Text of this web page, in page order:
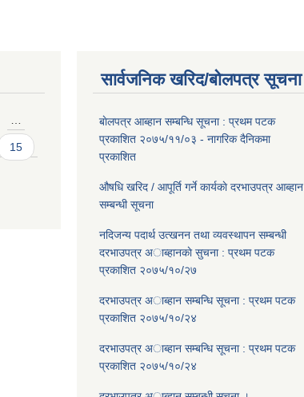
15
सार्वजनिक खरिद/बोलपत्र सूचना
बाेलपत्र आब्हान सम्बन्धि सूचना : प्रथम पटक
प्रकाशित २०७५/११/०३ - नागरिक दैनिकमा
प्रकाशित
औषधि खरिद / आपूर्ति गर्ने कार्यकाे दरभाउपत्र आब्हान
सम्बन्धी सूचना
नदिजन्य पदार्थ उत्खनन तथा व्यवस्थापन सम्बन्धी
दरभाउपत्र अाब्हानकाे सुचना : प्रथम पटक
प्रकाशित २०७५/१०/२७
दरभाउपत्र अाब्हान सम्बन्धि सूचना : प्रथम पटक
प्रकाशित २०७५/१०/२४
दरभाउपत्र अाब्हान सम्बन्धि सूचना : प्रथम पटक
प्रकाशित २०७५/१०/२४